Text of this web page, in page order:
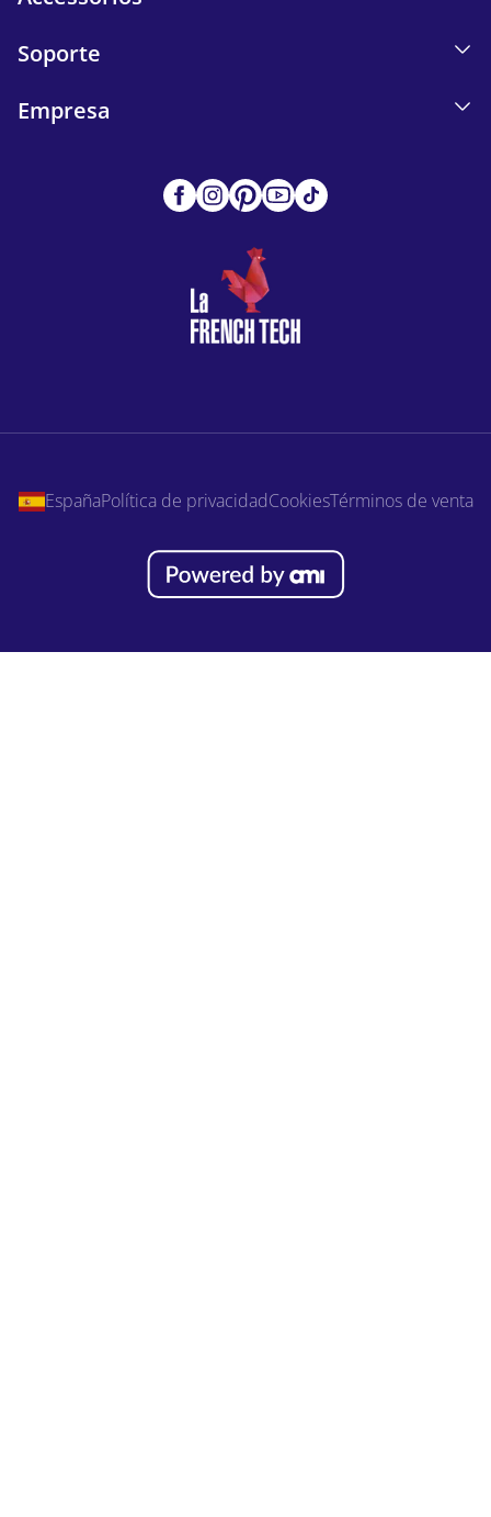
Soporte
Empresa
EspañaPolítica de privacidadCookiesTérminos de venta